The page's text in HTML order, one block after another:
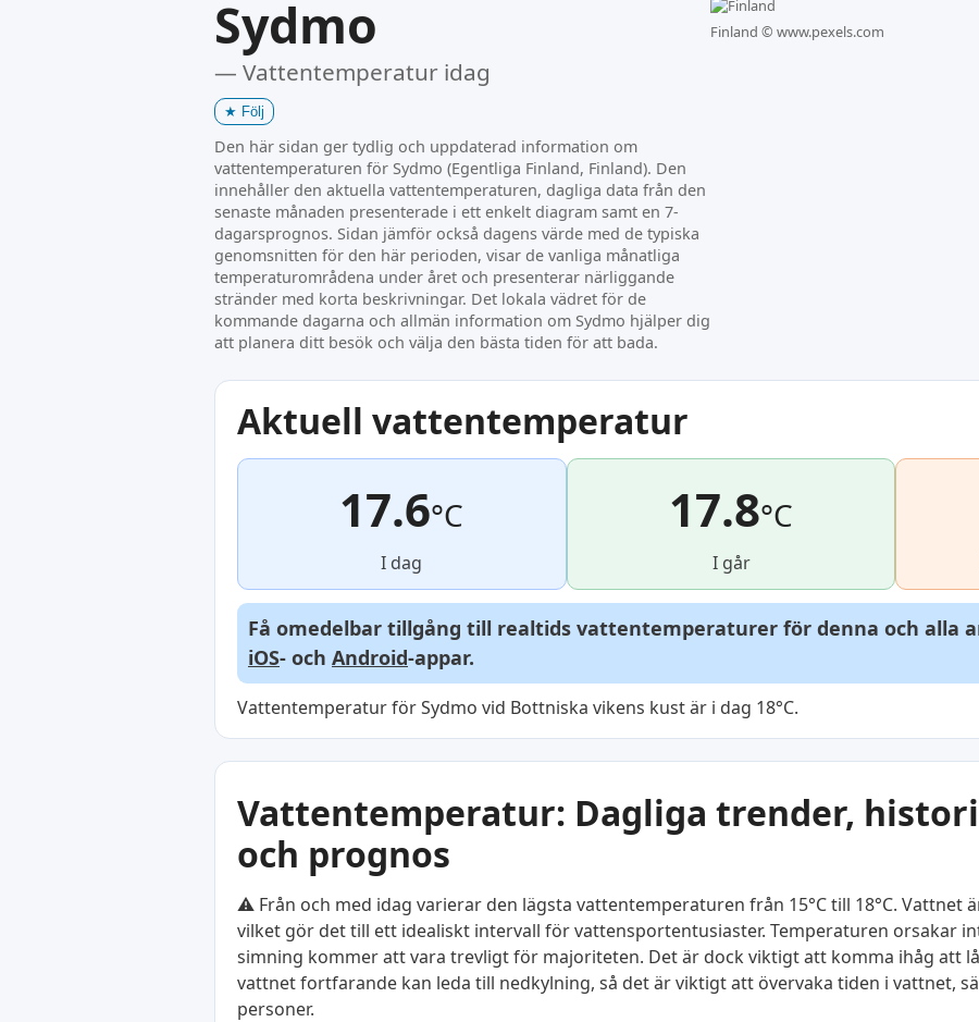
Sydmo
— Vattentemperatur idag
★ Följ
Den här sidan ger tydlig och uppdaterad information om
vattentemperaturen för Sydmo (Egentliga Finland, Finland). Den
innehåller den aktuella vattentemperaturen, dagliga data från den
senaste månaden presenterade i ett enkelt diagram samt en 7-
dagarsprognos. Sidan jämför också dagens värde med de typiska
genomsnitten för den här perioden, visar de vanliga månatliga
temperaturområdena under året och presenterar närliggande
stränder med korta beskrivningar. Det lokala vädret för de
kommande dagarna och allmän information om Sydmo hjälper dig
att planera ditt besök och välja den bästa tiden för att bada.
Finland © www.pexels.com
Aktuell vattentemperatur
17.6°C
I dag
17.8°C
I går
Få omedelbar tillgång till realtids vattentemperaturer för denna och alla
iOS- och Android-appar.
Vattentemperatur för Sydmo vid Bottniska vikens kust är i dag 18°C.
Vattentemperatur: Dagliga trender,
och prognos
⚠️ Från och med idag varierar den lägsta vattentemperaturen från 15°C till 18°C. Vattnet
vilket gör det till ett idealiskt intervall för vattensportentusiaster. Temperaturen orsakar
simning kommer att vara trevligt för majoriteten. Det är dock viktigt att komma ihåg att
vattnet fortfarande kan leda till nedkylning, så det är viktigt att övervaka tiden i vattnet,
personer.